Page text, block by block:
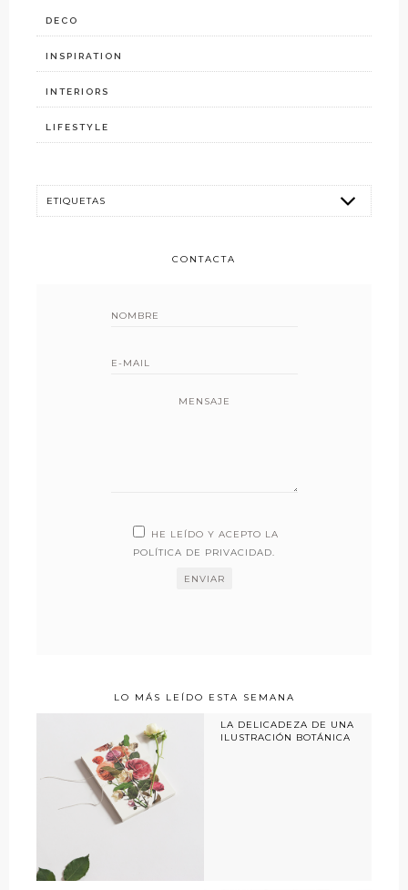
DECO
INSPIRATION
INTERIORS
LIFESTYLE
CONTACTA
MENSAJE
HE LEÍDO Y ACEPTO LA
POLÍTICA DE PRIVACIDAD.
LO MÁS LEÍDO ESTA SEMANA
LA DELICADEZA DE UNA
ILUSTRACIÓN BOTÁNICA